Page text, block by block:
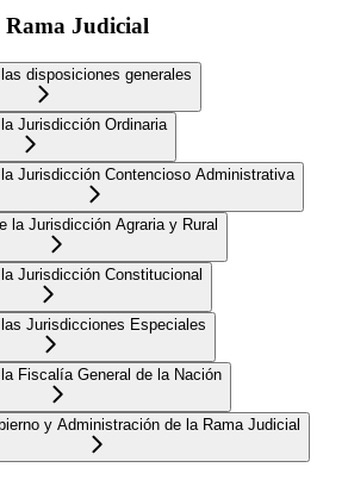
Judicial
disposiciones generales
Jurisdicción Ordinaria
Jurisdicción Contencioso Administrativa
la Jurisdicción Agraria y Rural
Jurisdicción Constitucional
Jurisdicciones Especiales
Fiscalía General de la Nación
y Administración de la Rama Judicial